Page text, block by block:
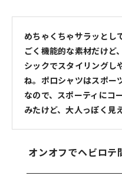
めちゃくちゃサラッと
ごく機能的な素材だけど
シックでスタイリングし
ね。ポロシャツはスポー
なので、スポーティにコ
みたけど、大人っぽく見
オンオフでヘビロテ